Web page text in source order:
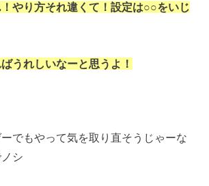
！やり方それ違くて！設定は○○をいじ
うれしいなーと思うよ！
でもやって気を取り直そうじゃーな
シ